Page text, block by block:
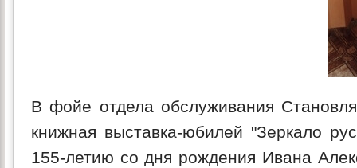
В фойе отдела обслуживания
книжная выставка-юбилей "Зеркало
155-летию со дня рождения Ивана